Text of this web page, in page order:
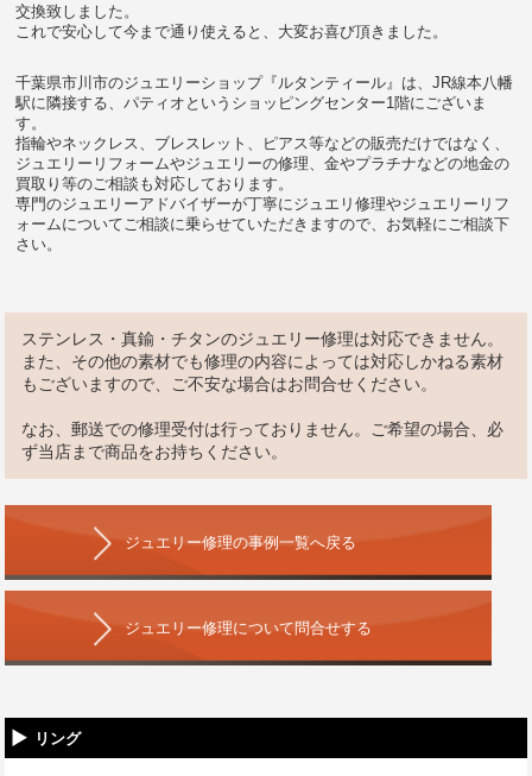
交換致しました。
これで安心して今まで通り使えると、大変お喜び頂きました。
千葉県市川市のジュエリーショップ『ルタンティール』は、JR線本八幡
駅に隣接する、パティオというショッピングセンター1階にございま
す。
指輪やネックレス、ブレスレット、ピアス等などの販売だけではなく、
ジュエリーリフォームやジュエリーの修理、金やプラチナなどの地金の
買取り等のご相談も対応しております。
専門のジュエリーアドバイザーが丁寧にジュエリ修理やジュエリーリフ
ォームについてご相談に乗らせていただきますので、お気軽にご相談下
さい。
ステンレス・真鍮・チタンのジュエリー修理は対応できません。
また、その他の素材でも修理の内容によっては対応しかねる素材
もございますので、ご不安な場合はお問合せください。
なお、郵送での修理受付は行っておりません。ご希望の場合、必
ず当店まで商品をお持ちください。
ジュエリー修理の事例一覧へ戻る
ジュエリー修理について問合せする
リング